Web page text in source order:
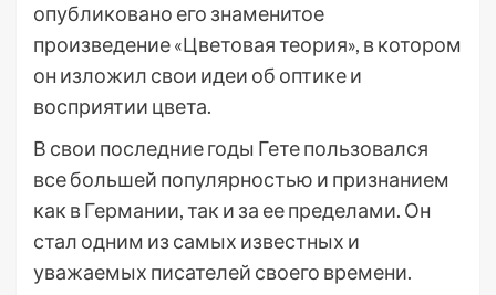
опубликовано его знаменитое
произведение «Цветовая теория», в котором
он изложил свои идеи об оптике и
восприятии цвета.
В свои последние годы Гете пользовался
все большей популярностью и признанием
как в Германии, так и за ее пределами. Он
стал одним из самых известных и
уважаемых писателей своего времени.